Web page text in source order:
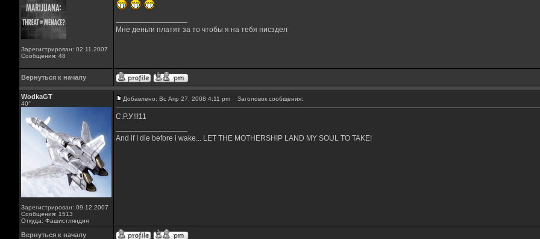
Зарегистрирован: 02.11.2007
Сообщения: 48
Мне деньги платят за то чтобы я на тебя писздел
Вернуться к началу
WodkaGT
40°
Зарегистрирован: 09.12.2007
Сообщения: 1513
Откуда: Фашистляндия
Добавлено: Вс Апр 27, 2008 4:11 pm Заголовок сообщения:
С.Р.У!!!11
And if I die before i wake... LET THE MOTHERSHIP LAND MY SOUL TO TAKE!
Вернуться к началу